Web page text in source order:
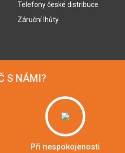
Telefony české distribuce
Záruční lhůty
S NÁMI?
Při nespokojenosti